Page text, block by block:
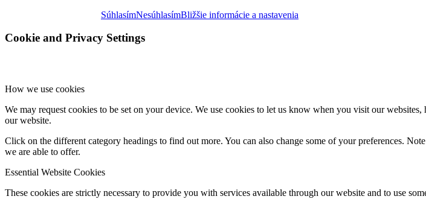
SúhlasímNesúhlasímBližšie informácie a nastavenia
Cookie and Privacy Settings
How we use cookies
We may request cookies to be set on your device. We use cookies to let us know when you visit our
our website.
Click on the different category headings to find out more. You can also change some of your preferences.
we are able to offer.
Essential Website Cookies
These cookies are strictly necessary to provide you with services available through our website and to use